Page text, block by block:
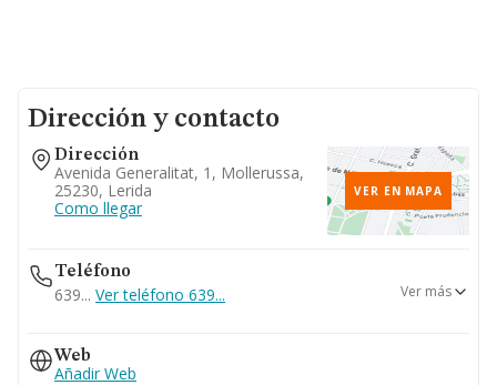
Dirección y contacto
Dirección
Avenida Generalitat, 1, Mollerussa,
25230, Lerida
Como llegar
VER EN MAPA
Teléfono
639... Ver teléfono 639...
635...
Ver teléfono 635...
Ver más
Web
Añadir Web